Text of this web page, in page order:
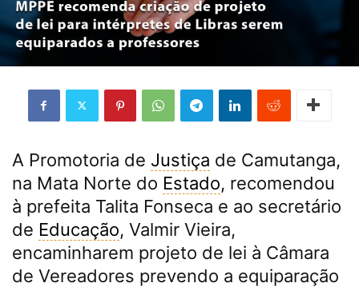
A Promotoria de Justiça de Camutanga,
na Mata Norte do Estado, recomendou
à prefeita Talita Fonseca e ao secretário
de Educação, Valmir Vieira,
encaminharem projeto de lei à Câmara
de Vereadores prevendo a equiparação